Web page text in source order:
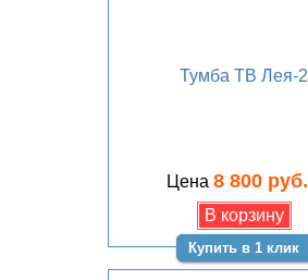
Тумба ТВ Лея-2
Цена 8 800 руб.
Купить в 1 клик